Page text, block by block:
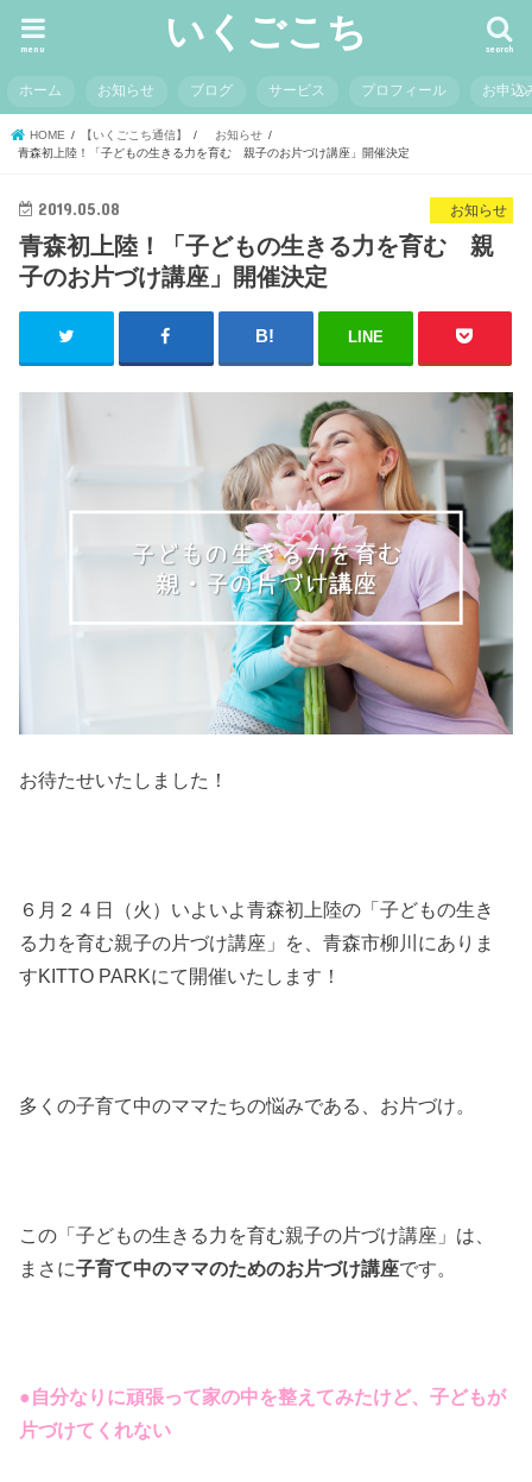
いくごこち search
menu
ホーム お知らせ ブログ サービス プロフィール お申込
HOME 【いくごこち通信】
お知らせ
青森初上陸！「子どもの生きる力を育む 親子のお片づけ講座」開催決定
お知らせ
2019.05.08
青森初上陸！「子どもの生きる力を育む 親
子のお片づけ講座」開催決定
LINE
お待たせいたしました！
６月２４日（火）いよいよ青森初上陸の「子どもの生き
る力を育む親子の片づけ講座」を、青森市柳川にありま
すKITTO PARKにて開催いたします！
多くの子育て中のママたちの悩みである、お片づけ。
この「子どもの生きる力を育む親子の片づけ講座」は、
まさに子育て中のママのためのお片づけ講座です。
●自分なりに頑張って家の中を整えてみたけど、子どもが
片づけてくれない